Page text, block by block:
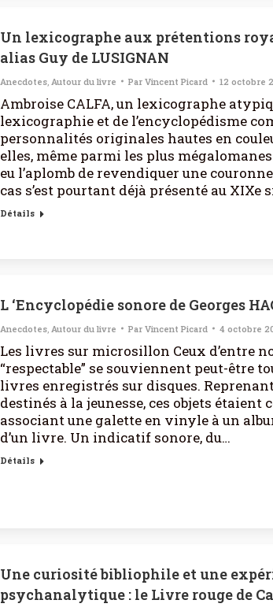
Un lexicographe aux prétentions
alias Guy de LUSIGNAN
Anecdotes Autour du livre ParVincent Picard 12 octobre
Ambroise CALFA, un lexicographe
lexicographie et de l’encyclopédisme
personnalités originales hautes en
elles, même parmi les plus
eu l’aplomb de revendiquer une
cas s’est pourtant déjà présenté au XIXe
Détails
L ‘Encyclopédie sonore de Georges
Anecdotes Autour du livre ParVincent Picard 4 octobre
Les livres sur microsillon Ceux d’entre
“respectable” se souviennent peut-être
livres enregistrés sur disques.
destinés à la jeunesse, ces objets étaient
associant une galette en vinyle à un
d’un livre. Un indicatif sonore, du…
Détails
Une curiosité bibliophile et une
psychanalytique : le Livre rouge de